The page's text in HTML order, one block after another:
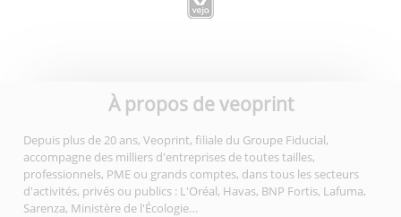
À propos de veoprint
Depuis plus de 20 ans, Veoprint, filiale du Groupe Fiducial,
accompagne des milliers d'entreprises de toutes tailles,
professionnels, PME ou grands comptes, dans tous les secteurs
d'activités, privés ou publics : L'Oréal, Havas, BNP Fortis, Lafuma,
Sarenza, Ministère de l'Écologie…